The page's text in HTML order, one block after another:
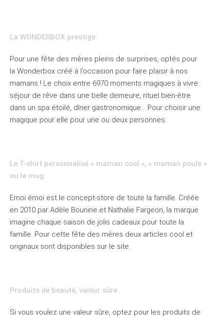
La WONDERBOX prestige.
Pour une fête des mères pleins de surprises, optés pour
la Wonderbox créé à l’occasion pour faire plaisir à nos
mamans ! Le choix entre 6970 moments magiques à vivre:
séjour de rêve dans une belle demeure, rituel bien-être
dans un spa étoilé, dîner gastronomique… Pour choisir une
magique pour elle pour une ou deux personnes.
Le T-shirt personnalisé « maman cool », « maman poule »
ou le mug.
Emoi émoi est le concept-store de toute la famille. Créée
en 2010 par Adèle Bounine et Nathalie Fargeon, la marque
imagine chaque saison de jolis cadeaux pour toute la
famille. Pour cette fête des mères deux articles cool et
originaux sont disponibles sur le site.
Produits de beauté, valeur sûre.
Si vous voulez une valeur sûre, optez pour les produits de